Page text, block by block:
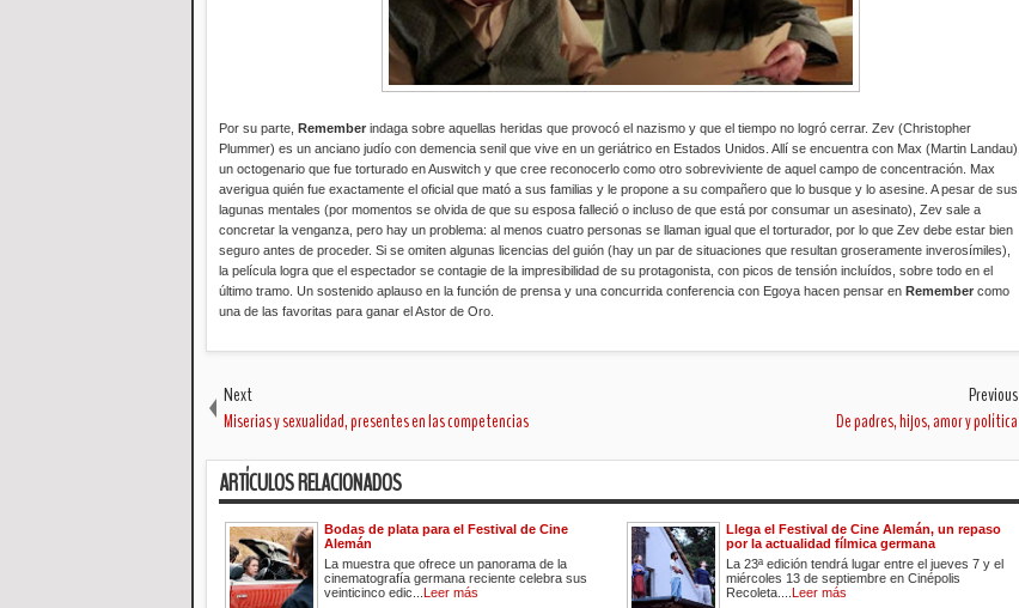
Por su parte, Remember indaga sobre aquellas heridas que provocó el nazismo y que el tiempo no logró cerrar. Zev (Christopher
Plummer) es un anciano judío con demencia senil que vive en un geriátrico en Estados Unidos. Allí se encuentra con Max (Martin Landau),
un octogenario que fue torturado en Auswitch y que cree reconocerlo como otro sobreviviente de aquel campo de concentración. Max
averigua quién fue exactamente el oficial que mató a sus familias y le propone a su compañero que lo busque y lo asesine. A pesar de sus
lagunas mentales (por momentos se olvida de que su esposa falleció o incluso de que está por consumar un asesinato), Zev sale a
concretar la venganza, pero hay un problema: al menos cuatro personas se llaman igual que el torturador, por lo que Zev debe estar bien
seguro antes de proceder. Si se omiten algunas licencias del guión (hay un par de situaciones que resultan groseramente inverosímiles),
la película logra que el espectador se contagie de la impresibilidad de su protagonista, con picos de tensión incluídos, sobre todo en el
último tramo. Un sostenido aplauso en la función de prensa y una concurrida conferencia con Egoya hacen pensar en Remember como
una de las favoritas para ganar el Astor de Oro.
Next
Miserias y sexualidad, presentes en las competencias
Previous
De padres, hijos, amor y política
ARTÍCULOS RELACIONADOS
Bodas de plata para el Festival de Cine
Alemán
La muestra que ofrece un panorama de la
cinematografía germana reciente celebra sus
veinticinco edic... Leer más
Llega el Festival de Cine Alemán, un repaso
por la actualidad fílmica germana
La 23ª edición tendrá lugar entre el jueves 7 y el
miércoles 13 de septiembre en Cinépolis
Recoleta.... Leer más